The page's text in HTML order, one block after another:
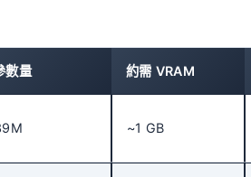
數量 約需 VRAM
~1 GB